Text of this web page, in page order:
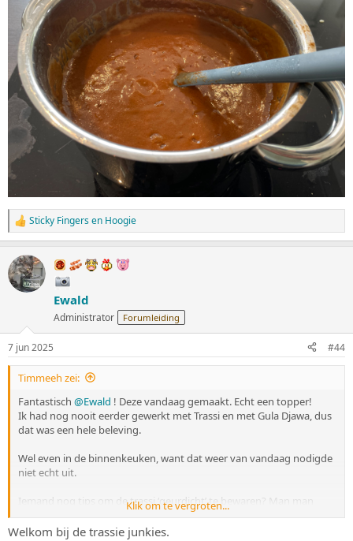
W
a
r
d
e
e
n
Sticky Fingersen Hoogie
Ewald
Administrator Forumleiding
7 jun 2025 #44
Timmeeh zei:
Fantastisch @Ewald ! Deze vandaag gemaakt. Echt een topper!
Ik had nog nooit eerder gewerkt met Trassi en met Gula Djawa, dus
dat was een hele beleving.
Wel even in de binnenkeuken, want dat weer van vandaag nodigde
niet echt uit.
Iemand nog tips om de trassi ‘geurdicht’ te bewaren? Man man
man das heftig spul!
Klik om te vergroten...
Welkom bij de trassie junkies.